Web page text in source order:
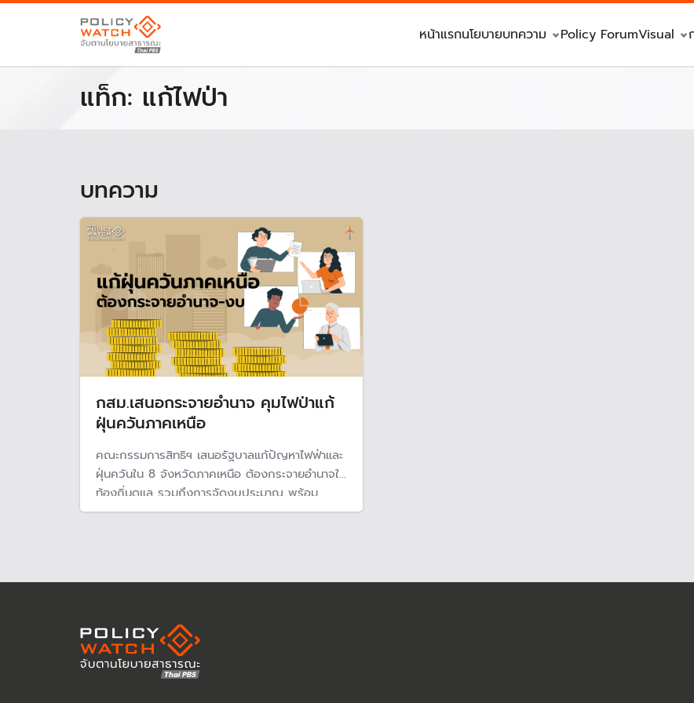
หน้าแรกนโยบายบทความ Policy ForumVisual
แท็ก: แก้ไฟป่า
บทความ
กสม.เสนอกระจายอำนาจ คุมไฟป่าแก้
ฝุ่นควันภาคเหนือ
คณะกรรมการสิทธิฯ เสนอรัฐบาลแก้ปัญหาไฟฟ่าและ
ฝุ่นควันใน 8 จังหวัดภาคเหนือ ต้องกระจายอำนาจให้
ท้องถิ่นดูแล รวมถึงการจัดงบประมาณ พร้อม
ทบทวนนโยบายห้ามเผาเด็ดขาด ขณะเดียวกันต้อง